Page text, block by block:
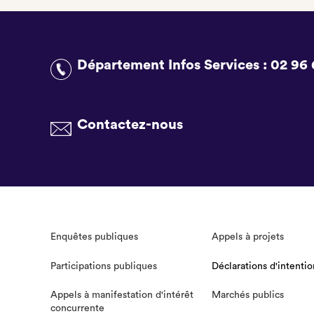
Département Infos Services : 02 96
Contactez-nous
Enquêtes publiques
Participations publiques
Appels à manifestation d'intérêt
concurrente
Appels à projets
Déclarations
Marchés publics